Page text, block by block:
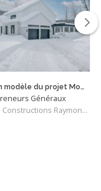
Maison modèle du projet Mont Loup-Garou à Sainte-Adèle
Généraux
De Les Constructions Raymond et Fils